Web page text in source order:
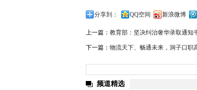
分享到： QQ空间 新浪微博
上一篇： 教育部：坚决纠治奢华录取通知
下一篇： 物流天下、畅通未来，洞子口职
频道精选